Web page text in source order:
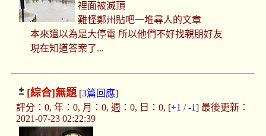
裡面被滅頂
難怪鄭州貼吧一堆尋人的文章
本來還以為是大停電 所以他們不好找親朋好友
現在知道答案了...
[綜合]無題[3篇回應]
評分：0, 年：0, 月：0, 週：0, 日：0, [+1 /-1] 最後更新：
2021-07-23 02:22:39